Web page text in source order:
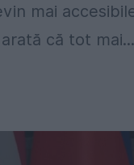
mai
că tot